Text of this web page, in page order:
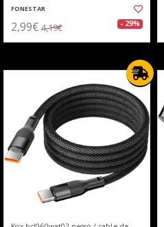
FONESTAR
2,99€ 4,19€ - 29%